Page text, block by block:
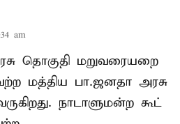
am
தொகுதி மறுவரையறை
மத்திய பா.ஜனதா அரசு
நாடாளுமன்ற கூட்